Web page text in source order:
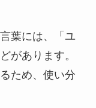
葉には、「ユ
があります。
ため、使い分